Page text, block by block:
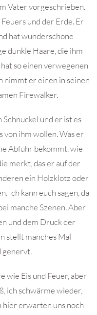
Vater vorgeschrieben.
und der Erde. Er
hat wunderschöne
dunkle Haare, die ihm
so einen verwegenen
nimmt er einen in seinen
Firewalker.
und er ist es
von ihm wollen. Was er
Abfuhr bekommt, wie
merkt, das er auf der
ein Holzklotz oder
Ich kann euch sagen, da
manche Szenen. Aber
und dem Druck der
stellt manches Mal
genervt.
wie Eis und Feuer, aber
ich schwärme wieder,
hier erwarten uns noch